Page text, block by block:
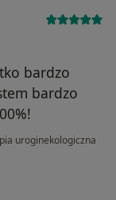
bardzo
bardzo
uroginekologiczna